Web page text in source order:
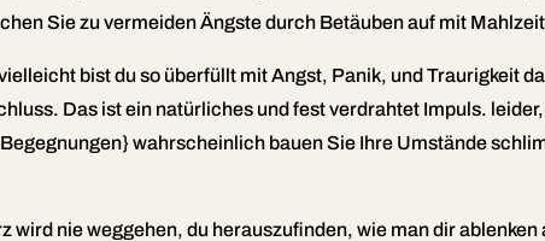
Sie zu vermeiden Ängste durch Betäuben auf mit
bist du so überfüllt mit Angst, Panik, und Traurigkeit
Das ist ein natürliches und fest verdrahtet Impuls.
wahrscheinlich bauen Sie Ihre Umstände
wird nie weggehen, du herauszufinden, wie man dir